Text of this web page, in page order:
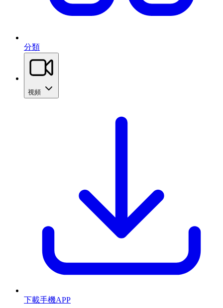
分類
視頻
下載手機APP